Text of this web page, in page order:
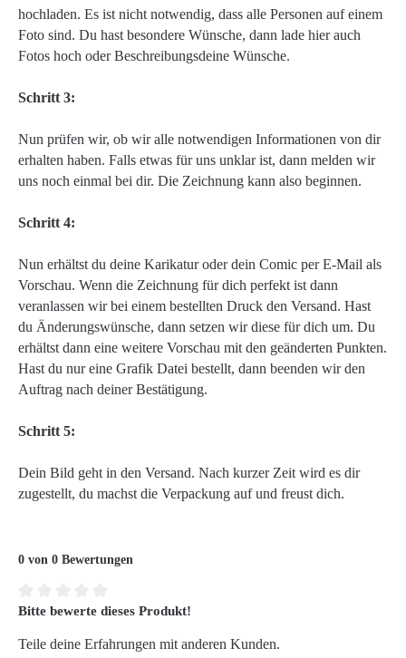
hochladen. Es ist nicht notwendig, dass alle Personen auf einem
Foto sind. Du hast besondere Wünsche, dann lade hier auch
Fotos hoch oder Beschreibungsdeine Wünsche.
Schritt 3:
Nun prüfen wir, ob wir alle notwendigen Informationen von dir
erhalten haben. Falls etwas für uns unklar ist, dann melden wir
uns noch einmal bei dir. Die Zeichnung kann also beginnen.
Schritt 4:
Nun erhältst du deine Karikatur oder dein Comic per E-Mail als
Vorschau. Wenn die Zeichnung für dich perfekt ist dann
veranlassen wir bei einem bestellten Druck den Versand. Hast
du Änderungswünsche, dann setzen wir diese für dich um. Du
erhältst dann eine weitere Vorschau mit den geänderten Punkten.
Hast du nur eine Grafik Datei bestellt, dann beenden wir den
Auftrag nach deiner Bestätigung.
Schritt 5:
Dein Bild geht in den Versand. Nach kurzer Zeit wird es dir
zugestellt, du machst die Verpackung auf und freust dich.
0 von 0 Bewertungen
Durchschnittliche Bewertung von 0 von 5 Sternen
Bitte bewerte dieses Produkt!
Teile deine Erfahrungen mit anderen Kunden.